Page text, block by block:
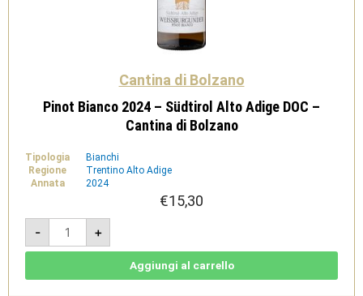
Cantina di Bolzano
Pinot Bianco 2024 – Südtirol Alto Adige DOC –
Cantina di Bolzano
Tipologia
Bianchi
Regione
Trentino Alto Adige
Annata
2024
€15,30
-
Pinot
Bianco
2024
-
+
Aggiungi al carrello